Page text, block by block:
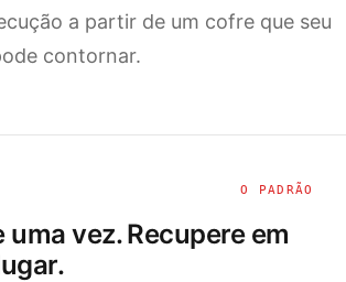
a partir de um cofre que seu
contornar.
O PADRÃO
uma vez. Recupere em